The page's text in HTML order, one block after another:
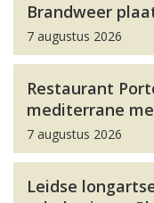
Brandweer
7 augustus 2026
Restaurant
mediterrane
7 augustus 2026
Leidse